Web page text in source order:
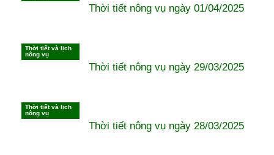
Thời tiết nông vụ ngày 01/04/2025
Thời tiết và lịch
nông vụ
Thời tiết nông vụ ngày 29/03/2025
Thời tiết và lịch
nông vụ
Thời tiết nông vụ ngày 28/03/2025